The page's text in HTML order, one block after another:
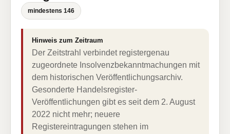
mindestens 146
Hinweis zum Zeitraum
Der Zeitstrahl verbindet registergenau
zugeordnete Insolvenzbekanntmachungen mit
dem historischen Veröffentlichungsarchiv.
Gesonderte Handelsregister-
Veröffentlichungen gibt es seit dem 2. August
2022 nicht mehr; neuere
Registereintragungen stehen im